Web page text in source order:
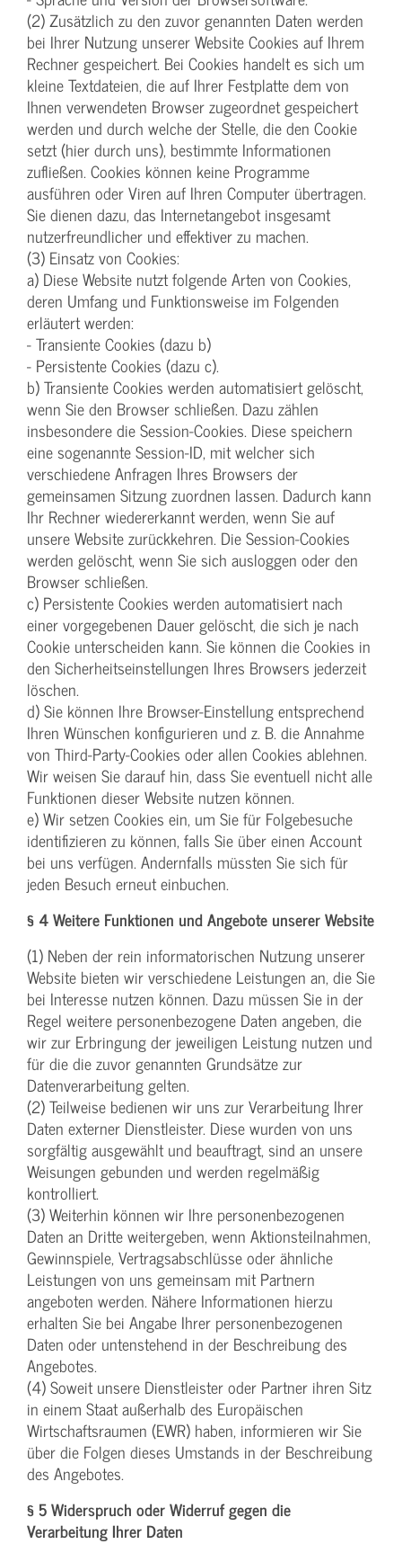
(2) Zusätzlich zu den zuvor genannten Daten werden
bei Ihrer Nutzung unserer Website Cookies auf Ihrem
Rechner gespeichert. Bei Cookies handelt es sich um
kleine Textdateien, die auf Ihrer Festplatte dem von
Ihnen verwendeten Browser zugeordnet gespeichert
werden und durch welche der Stelle, die den Cookie
setzt (hier durch uns), bestimmte Informationen
zufließen. Cookies können keine Programme
ausführen oder Viren auf Ihren Computer übertragen.
Sie dienen dazu, das Internetangebot insgesamt
nutzerfreundlicher und effektiver zu machen.
(3) Einsatz von Cookies:
a) Diese Website nutzt folgende Arten von Cookies,
deren Umfang und Funktionsweise im Folgenden
erläutert werden:
- Transiente Cookies (dazu b)
- Persistente Cookies (dazu c).
b) Transiente Cookies werden automatisiert gelöscht,
wenn Sie den Browser schließen. Dazu zählen
insbesondere die Session-Cookies. Diese speichern
eine sogenannte Session-ID, mit welcher sich
verschiedene Anfragen Ihres Browsers der
gemeinsamen Sitzung zuordnen lassen. Dadurch kann
Ihr Rechner wiedererkannt werden, wenn Sie auf
unsere Website zurückkehren. Die Session-Cookies
werden gelöscht, wenn Sie sich ausloggen oder den
Browser schließen.
c) Persistente Cookies werden automatisiert nach
einer vorgegebenen Dauer gelöscht, die sich je nach
Cookie unterscheiden kann. Sie können die Cookies in
den Sicherheitseinstellungen Ihres Browsers jederzeit
löschen.
d) Sie können Ihre Browser-Einstellung entsprechend
Ihren Wünschen konfigurieren und z. B. die Annahme
von Third-Party-Cookies oder allen Cookies ablehnen.
Wir weisen Sie darauf hin, dass Sie eventuell nicht alle
Funktionen dieser Website nutzen können.
e) Wir setzen Cookies ein, um Sie für Folgebesuche
identifizieren zu können, falls Sie über einen Account
bei uns verfügen. Andernfalls müssten Sie sich für
jeden Besuch erneut einbuchen.
§ 4 Weitere Funktionen und Angebote unserer Website
(1) Neben der rein informatorischen Nutzung unserer
Website bieten wir verschiedene Leistungen an, die Sie
bei Interesse nutzen können. Dazu müssen Sie in der
Regel weitere personenbezogene Daten angeben, die
wir zur Erbringung der jeweiligen Leistung nutzen und
für die die zuvor genannten Grundsätze zur
Datenverarbeitung gelten.
(2) Teilweise bedienen wir uns zur Verarbeitung Ihrer
Daten externer Dienstleister. Diese wurden von uns
sorgfältig ausgewählt und beauftragt, sind an unsere
Weisungen gebunden und werden regelmäßig
kontrolliert.
(3) Weiterhin können wir Ihre personenbezogenen
Daten an Dritte weitergeben, wenn Aktionsteilnahmen,
Gewinnspiele, Vertragsabschlüsse oder ähnliche
Leistungen von uns gemeinsam mit Partnern
angeboten werden. Nähere Informationen hierzu
erhalten Sie bei Angabe Ihrer personenbezogenen
Daten oder untenstehend in der Beschreibung des
Angebotes.
(4) Soweit unsere Dienstleister oder Partner ihren Sitz
in einem Staat außerhalb des Europäischen
Wirtschaftsraumen (EWR) haben, informieren wir Sie
über die Folgen dieses Umstands in der Beschreibung
des Angebotes.
§ 5 Widerspruch oder Widerruf gegen die
Verarbeitung Ihrer Daten